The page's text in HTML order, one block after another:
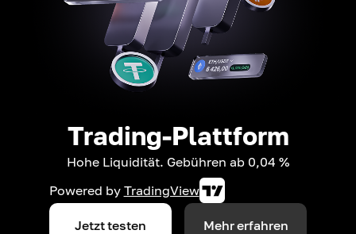
Trading-Plattform
Hohe Liquidität. Gebühren ab 0,04 %
Powered by TradingView
Jetzt testen Mehr erfahren